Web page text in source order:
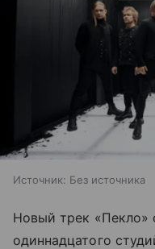
Источник: Без источника
Новый трек «Пекло»
одиннадцатого